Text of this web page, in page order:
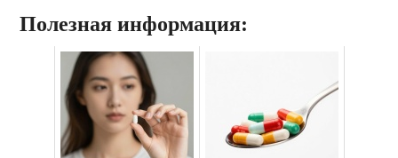
Полезная информация: